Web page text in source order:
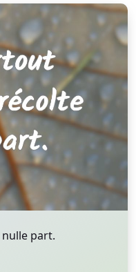
part.